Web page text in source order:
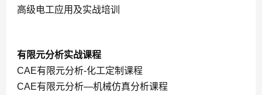
高级电工应用及实战培训
有限元分析实战课程
CAE有限元分析-化工定制课程
CAE有限元分析—机械仿真分析课程